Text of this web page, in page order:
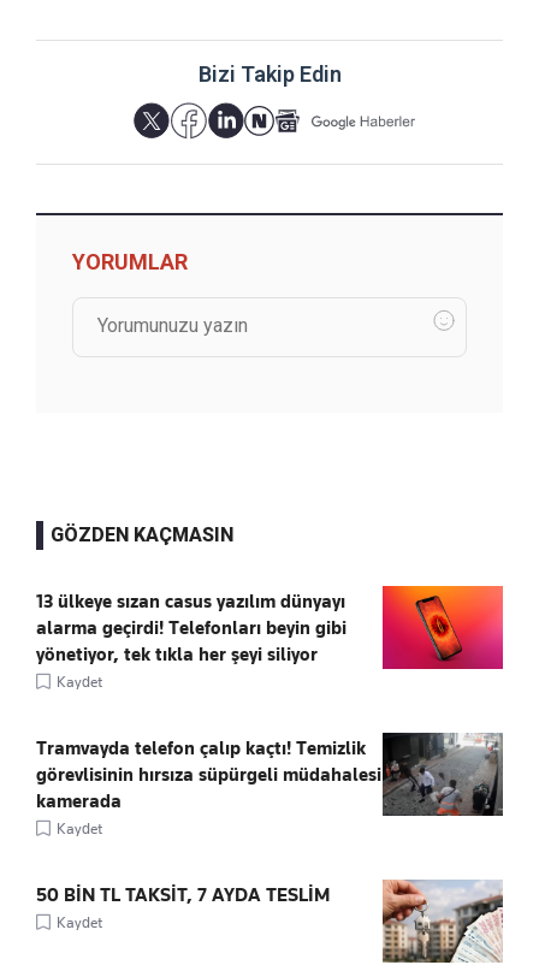
Bizi Takip Edin
YORUMLAR
GÖZDEN KAÇMASIN
13 ülkeye sızan casus yazılım dünyayı
alarma geçirdi! Telefonları beyin gibi
yönetiyor, tek tıkla her şeyi siliyor
Kaydet
Tramvayda telefon çalıp kaçtı! Temizlik
görevlisinin hırsıza süpürgeli müdahalesi
kamerada
Kaydet
50 BİN TL TAKSİT, 7 AYDA TESLİM
Kaydet